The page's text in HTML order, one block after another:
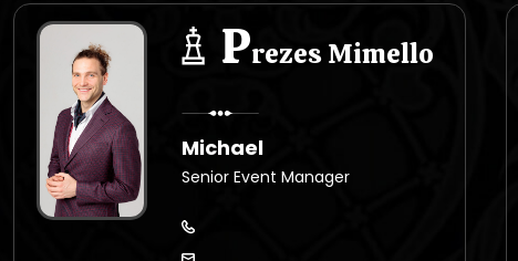
Prezes Mimello
Michael
Senior Event Manager